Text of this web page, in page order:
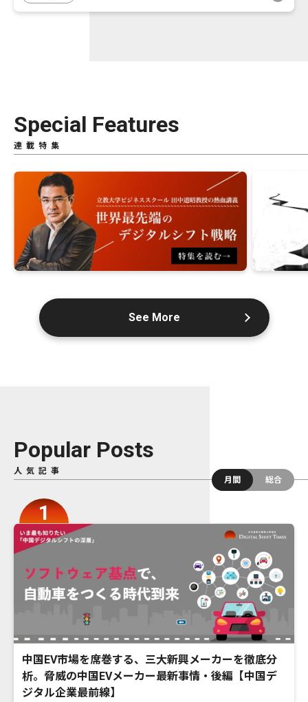
Special Features
連載特集
See More
Popular Posts
人気記事
月間
総合
中国EV市場を席巻する、三大新興メーカーを徹底分
析。脅威の中国EVメーカー最新事情・後編【中国デ
ジタル企業最前線】